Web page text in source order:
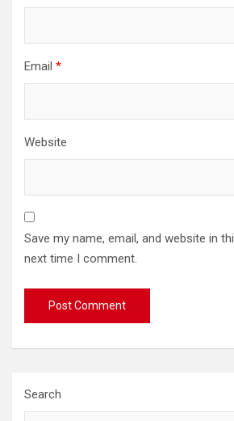
Email *
Website
Save my name, email, and website in
next time I comment.
Search